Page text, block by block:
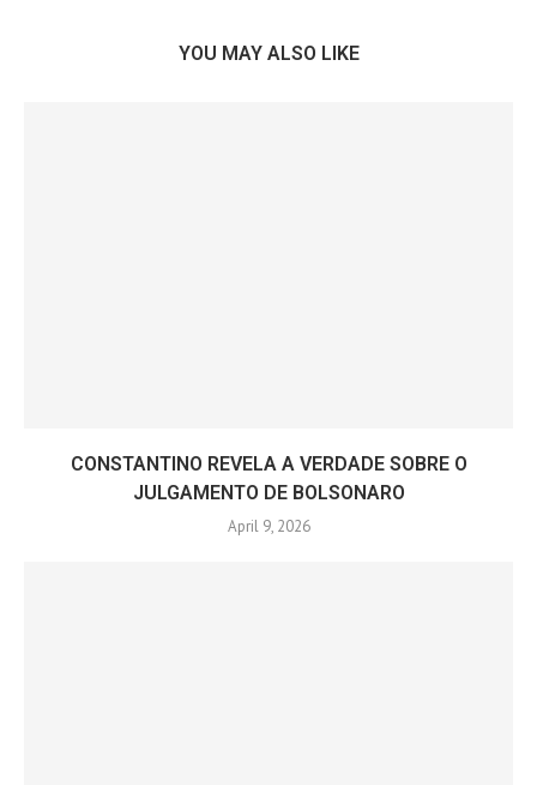
YOU MAY ALSO LIKE
CONSTANTINO REVELA A VERDADE SOBRE O
JULGAMENTO DE BOLSONARO
April 9, 2026